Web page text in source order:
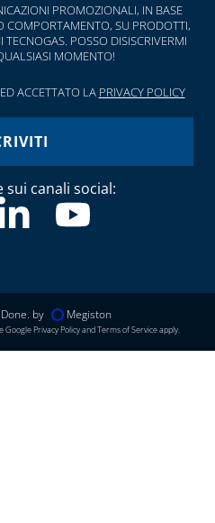
PROMOZIONALI, IN BASE
COMPORTAMENTO, SU PRODOTTI,
POSSO DISISCRIVERMI
MOMENTO!
ACCETTATO LA PRIVACY POLICY
sui canali social:
by Megiston
GooglePrivacy PolicyandTerms of Serviceapply.